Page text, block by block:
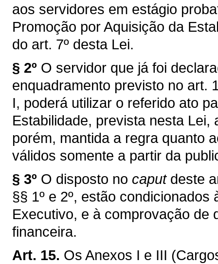
aos servidores em estágio
Promoção por Aquisição da
do art. 7º desta Lei.
§ 2º O servidor que já foi
enquadramento previsto no art.
I, poderá utilizar o referido ato
Estabilidade, prevista nesta
porém, mantida a regra quanto
válidos somente a partir da
§ 3º O disposto no caputdeste
§§ 1º e 2º, estão
Executivo, e à comprovação de
financeira.
Art. 15. Os Anexos I e III